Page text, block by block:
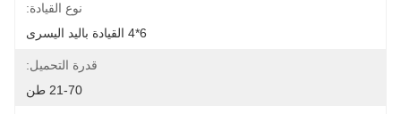
نوع القيادة:
6*4 القيادة باليد اليسرى
قدرة التحميل:
21-70 طن